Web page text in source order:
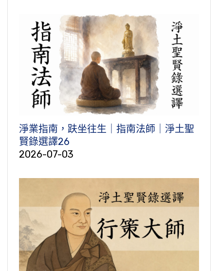
淨業指南，趺坐往生｜指南法師｜淨土聖
賢錄選譯26
2026-07-03